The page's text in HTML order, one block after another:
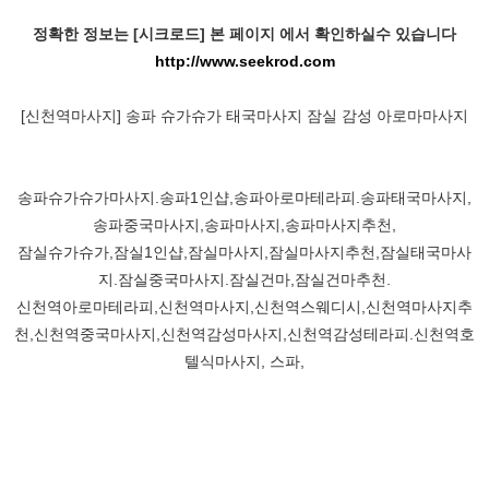
정확한 정보는 [시크로드] 본 페이지 에서 확인하실수 있습니다
http://www.seekrod.com
[신천역마사지] 송파 슈가슈가 태국마사지 잠실 감성 아로마마사지
송파슈가슈가마사지.송파1인샵,송파아로마테라피.송파태국마사지,
송파중국마사지,송파마사지,송파마사지추천,
잠실슈가슈가,잠실1인샵,잠실마사지,잠실마사지추천,잠실태국마사
지.잠실중국마사지.잠실건마,잠실건마추천.
신천역아로마테라피,신천역마사지,신천역스웨디시,신천역마사지추
천,신천역중국마사지,신천역감성마사지,신천역감성테라피.신천역호
텔식마사지, 스파,